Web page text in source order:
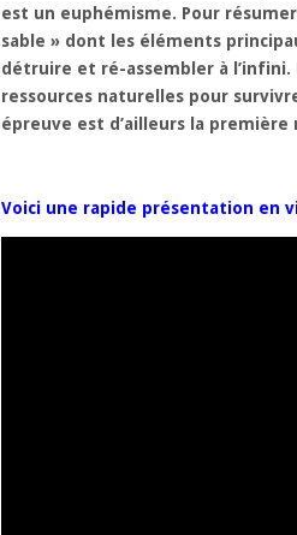
est un euphémisme. Pour
sable » dont les éléments
détruire et ré-assembler à
ressources naturelles pour
épreuve est d’ailleurs la
Voici une rapide présentation en